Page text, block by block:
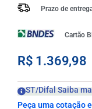
Prazo de
Cartão
R$ 1.369,98
ST/Difal Saiba
Peça uma cotação